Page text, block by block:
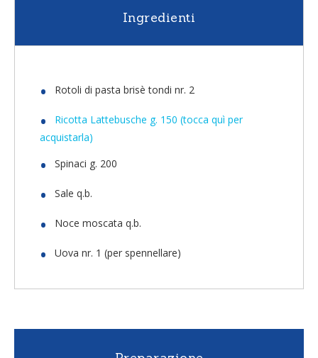
Ingredienti
Rotoli di pasta brisè tondi nr. 2
Ricotta Lattebusche g. 150 (tocca quì per
acquistarla)
Spinaci g. 200
Sale q.b.
Noce moscata q.b.
Uova nr. 1 (per spennellare)